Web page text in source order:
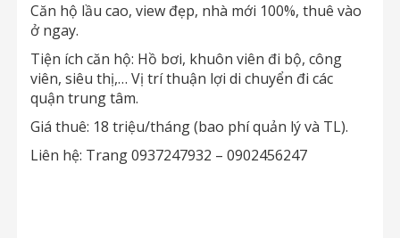
Căn hộ lầu cao, view đẹp, nhà mới 100%, thuê vào
ở ngay.
Tiện ích căn hộ: Hồ bơi, khuôn viên đi bộ, công
viên, siêu thị,… Vị trí thuận lợi di chuyển đi các
quận trung tâm.
Giá thuê: 18 triệu/tháng (bao phí quản lý và TL).
Liên hệ: Trang 0937247932 – 0902456247